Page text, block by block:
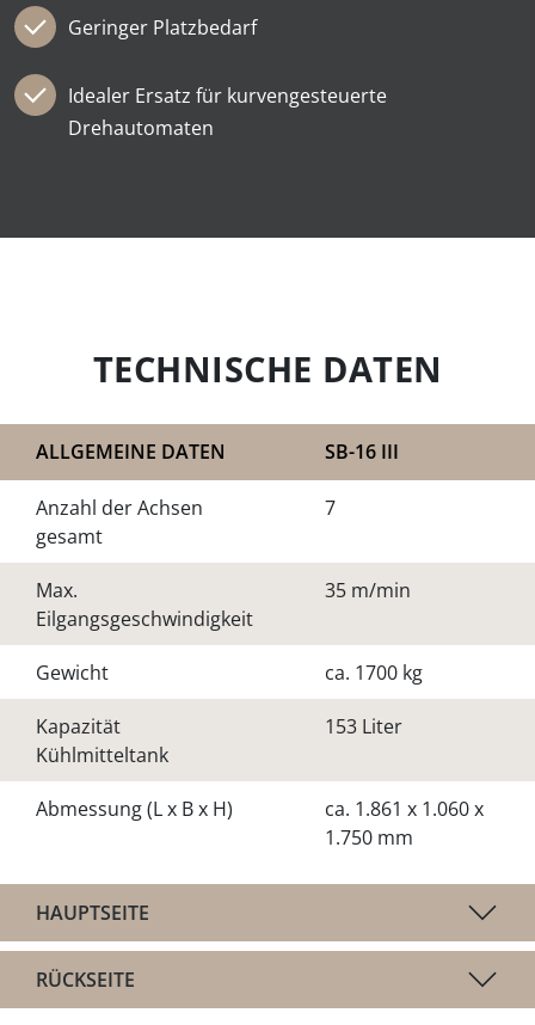
Geringer Platzbedarf
Idealer Ersatz für kurvengesteuerte
Drehautomaten
TECHNISCHE DATEN
ALLGEMEINE DATEN SB-16 III
Anzahl der Achsen
gesamt
7
Max.
Eilgangsgeschwindigkeit
35 m/min
Gewicht ca. 1700 kg
Kapazität
Kühlmitteltank
153 Liter
Abmessung (L x B x H)
ca. 1.861 x 1.060 x
1.750 mm
HAUPTSEITE
RÜCKSEITE